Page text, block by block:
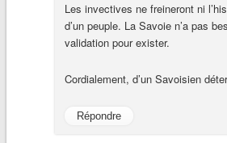
Les invectives ne freineront ni
d’un peuple. La Savoie n’a pas
validation pour exister.
Cordialement, d’un Savoisien
Répondre